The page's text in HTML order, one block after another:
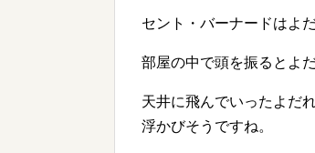
セント・バーナードはよ
部屋の中で頭を振るとよ
天井に飛んでいったよだ
浮かびそうですね。